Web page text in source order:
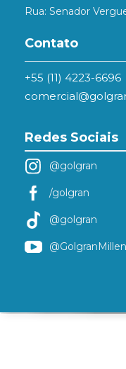
Rua: Senador
Contato
+55 (11) 4223-6696
Redes Sociais
@golgran
/golgran
@golgran